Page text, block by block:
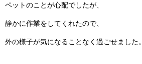
ペットのことが心配でしたが、
静かに作業をしてくれたので、
外の様子が気になることなく過ごせました。